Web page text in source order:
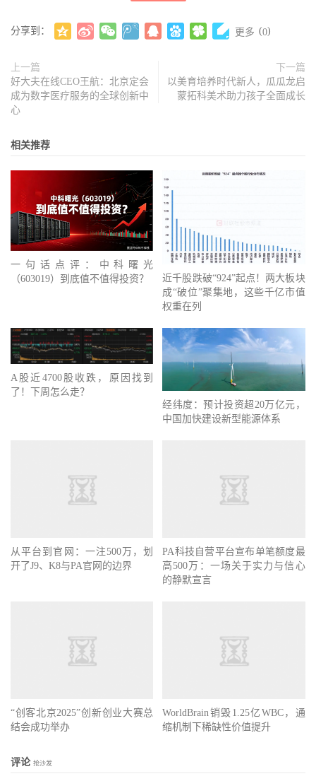
分享到： 更多 (0)
上一篇
好大夫在线CEO王航：北京定会
成为数字医疗服务的全球创新中
心
下一篇
以美育培养时代新人，瓜瓜龙启
蒙拓科美术助力孩子全面成长
相关推荐
一句话点评：中科曙光
（603019）到底值不值得投资？
近千股跌破“924”起点！两大板块
成“破位”聚集地，这些千亿市值
权重在列
A股近4700股收跌，原因找到
了！下周怎么走？
经纬度：预计投资超20万亿元，
中国加快建设新型能源体系
从平台到官网：一注500万，划
开了J9、K8与PA官网的边界
PA科技自营平台宣布单笔额度最
高500万：一场关于实力与信心
的静默宣言
“创客北京2025”创新创业大赛总
结会成功举办
WorldBrain销毁1.25亿WBC，通
缩机制下稀缺性价值提升
评论 抢沙发